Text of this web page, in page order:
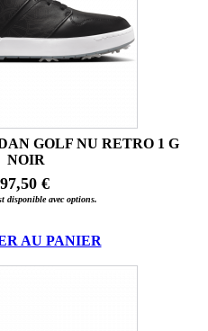
GOLF NU RETRO 1 G
NOIR
97,50 €
disponible avec options.
AU PANIER